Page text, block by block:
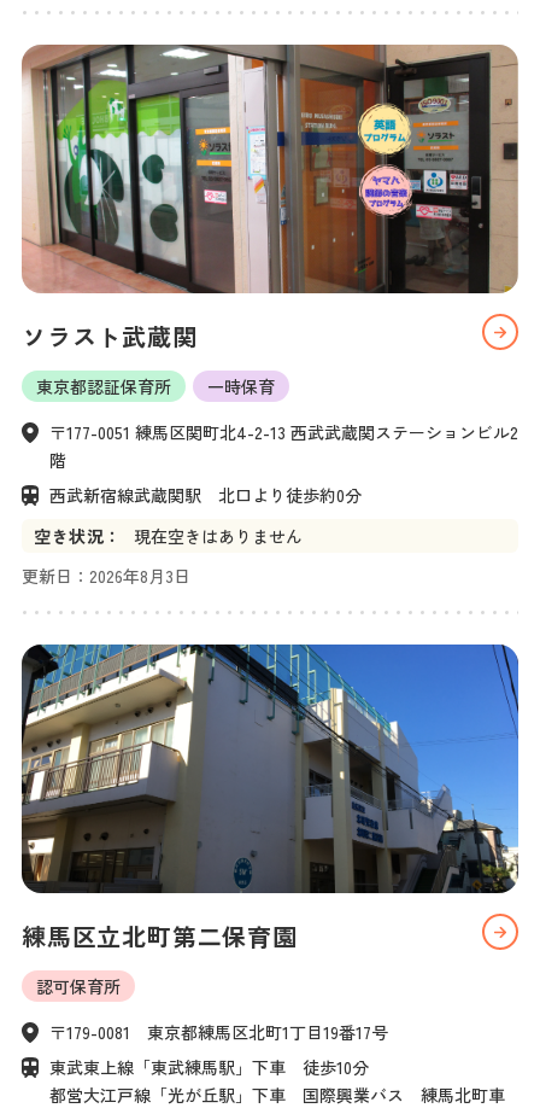
ソラスト武蔵関
東京都認証保育所
一時保育
〒177-0051 練馬区関町北4-2-13 西武武蔵関ステーションビル2
階
西武新宿線武蔵関駅　北口より徒歩約0分
空き状況：
現在空きはありません
更新日： 2026年8月3日
練馬区立北町第二保育園
認可保育所
〒179-0081　東京都練馬区北町1丁目19番17号
東武東上線「東武練馬駅」下車　徒歩10分
都営大江戸線「光が丘駅」下車　国際興業バス　練馬北町車